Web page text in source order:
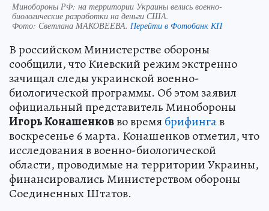
Минобороны РФ: на территории Украины велись военно-
биологические разработки на деньги США.
Фото: Светлана МАКОВЕЕВА. Перейти в Фотобанк КП
В российском Министерстве обороны
сообщили, что Киевский режим экстренно
зачищал следы украинской военно-
биологической программы. Об этом заявил
официальный представитель Минобороны
Игорь Конашенковво времябрифингав
воскресенье 6 марта. Конашенков отметил, что
исследования в военно-биологической
области, проводимые на территории Украины,
финансировались Министерством обороны
Соединенных Штатов.